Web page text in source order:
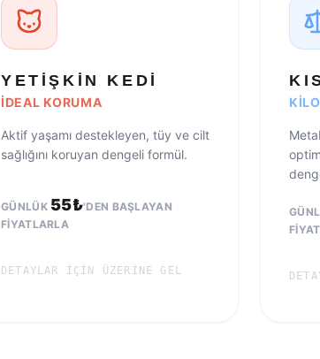
YETIŞKIN KEDI
İDEAL KORUMA
Aktif yaşamı destekleyen, tüy ve cilt
sağlığını koruyan dengeli formül.
GÜNLÜK 55₺'DEN BAŞLAYAN
FIYATLARLA
DETAYLAR IÇIN ÜZERINE GEL